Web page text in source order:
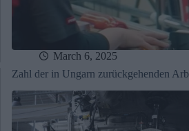
March 6, 2025
Zahl der in Ungarn zurückgehenden